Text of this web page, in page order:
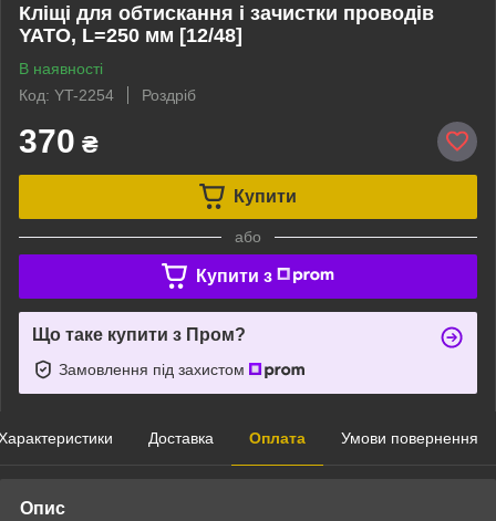
Кліщі для обтискання і зачистки проводів
YATO, L=250 мм [12/48]
В наявності
Код: YT-2254
Роздріб
370 ₴
Купити
або
Купити з
Що таке купити з Пром?
Замовлення під захистом
Доставка Оплата Умови повернення
Опис